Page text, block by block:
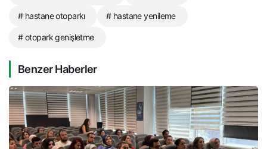
# hastane otoparkı # hastane yenileme
# otopark genişletme
Benzer Haberler